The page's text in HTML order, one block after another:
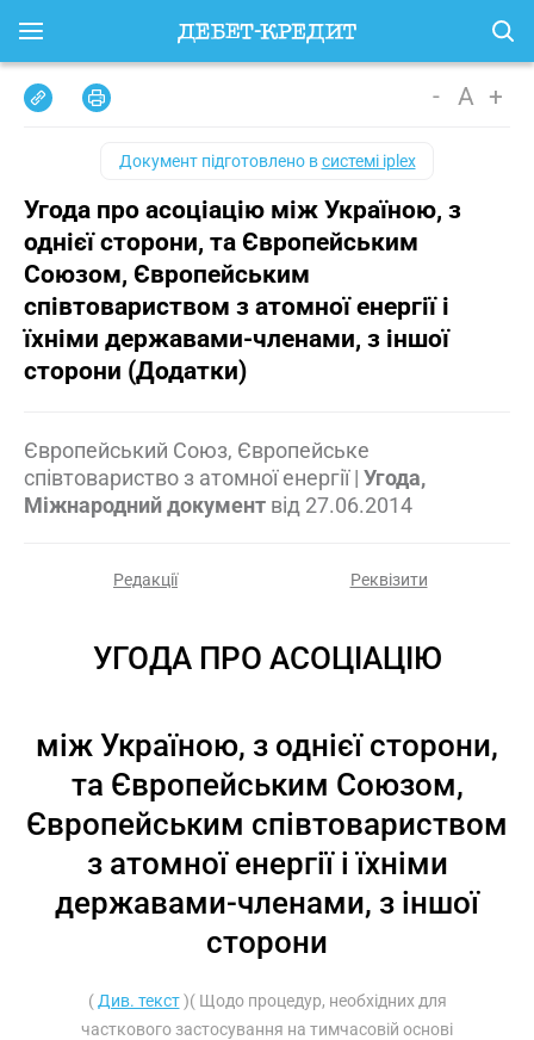
- A +
Документ підготовлено всистемі iplex
Угода про асоціацію між Україною, з
однієї сторони, та Європейським
Союзом, Європейським
співтовариством з атомної енергії і
їхніми державами-членами, з іншої
сторони (Додатки)
Європейський Союз, Європейське
співтовариство з атомної енергії| Угода,
Міжнародний документ від 27.06.2014
Редакції Реквізити
УГОДА ПРО АСОЦІАЦІЮ
між Україною, з однієї сторони,
та Європейським Союзом,
Європейським співтовариством
з атомної енергії і їхніми
державами-членами, з іншої
сторони
( Див. текст)( Щодо процедур, необхідних для
часткового застосування на тимчасовій основі